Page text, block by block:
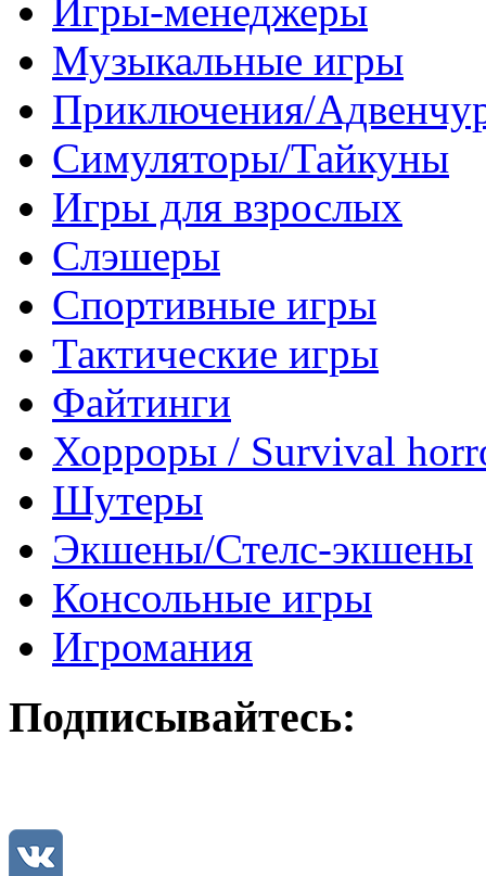
Игры-менеджеры
Музыкальные игры
Приключения/
Симуляторы/Тайкуны
Игры для взрослых
Слэшеры
Спортивные игры
Тактические игры
Файтинги
Хорроры / Survival
Шутеры
Экшены/Стелс-экшены
Консольные игры
Игромания
Подписывайтесь: